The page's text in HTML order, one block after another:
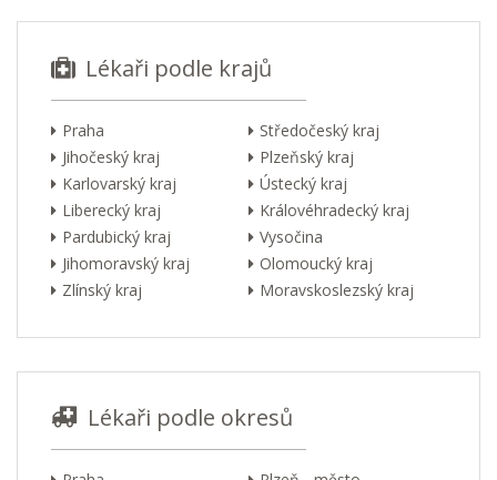
Lékaři podle krajů
Praha
Středočeský kraj
Jihočeský kraj
Plzeňský kraj
Karlovarský kraj
Ústecký kraj
Liberecký kraj
Královéhradecký kraj
Pardubický kraj
Vysočina
Jihomoravský kraj
Olomoucký kraj
Zlínský kraj
Moravskoslezský kraj
Lékaři podle okresů